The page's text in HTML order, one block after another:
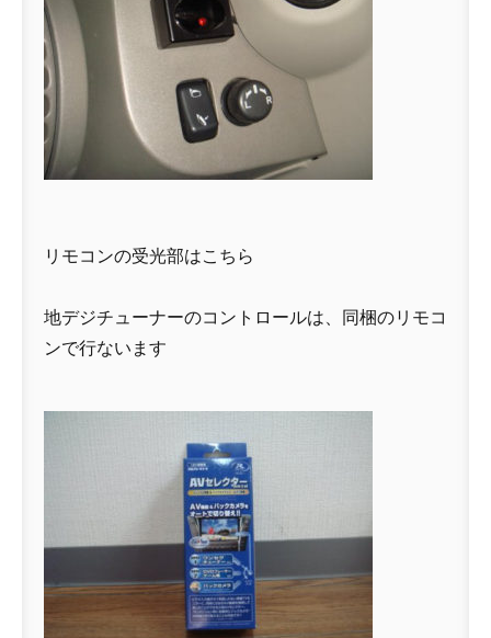
リモコンの受光部はこちら
地デジチューナーのコントロールは、同梱のリモコ
ンで行ないます